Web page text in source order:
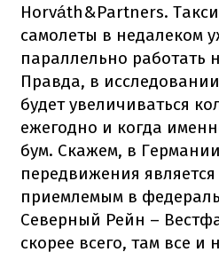
Horváth&Partners.
самолеты в недалеком
параллельно работать
Правда, в
будет увеличиваться
ежегодно и когда
бум. Скажем, в
передвижения
приемлемым в
Северный Рейн –
скорее всего, там все и